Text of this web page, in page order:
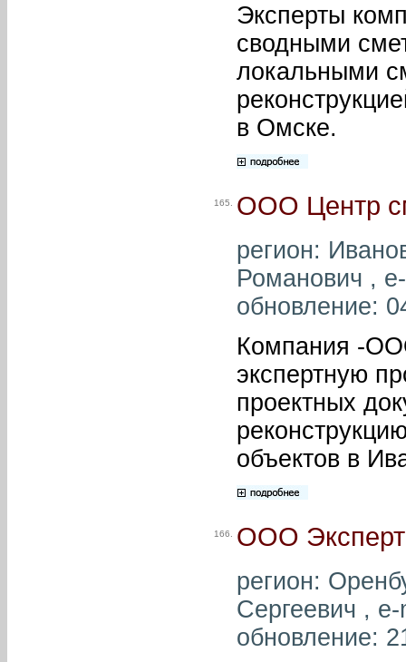
Эксперты
сводными
локальными
в Омске.
165. ООО Центр
регион:
Романович ,
обновление:
Компания -
экспертную
проектных
объектов в
166. ООО
регион:
Сергеевич ,
обновление: